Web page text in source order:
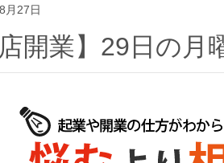
月27日
【お店開業】29日